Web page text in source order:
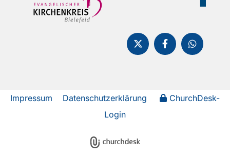
Impressum Datenschutzerklärung
ChurchDesk-
Login